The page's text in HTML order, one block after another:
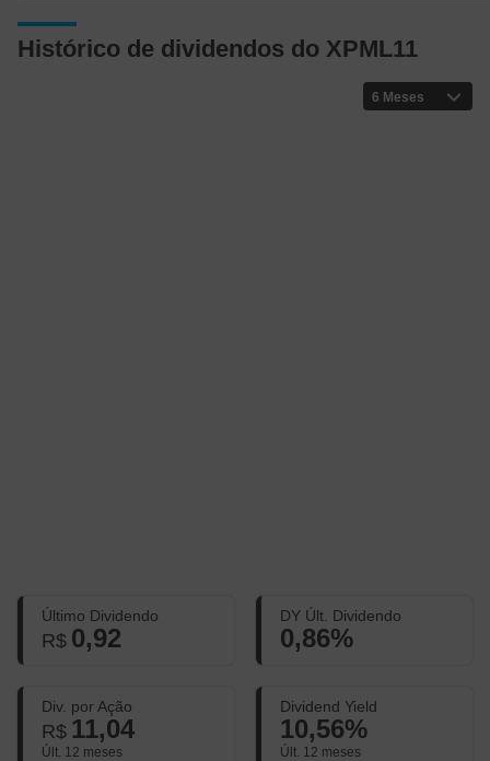
Histórico de dividendos do XPML11
6 Meses
Último Dividendo
R$ 0,92
DY Últ. Dividendo
0,86%
Div. por Ação
R$ 11,04
Últ. 12 meses
Dividend Yield
10,56%
Últ. 12 meses